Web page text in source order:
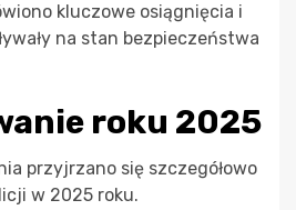
kluczowe osiągnięcia i
na stan bezpieczeństwa
roku 2025
przyjrzano się szczegółowo
w 2025 roku.